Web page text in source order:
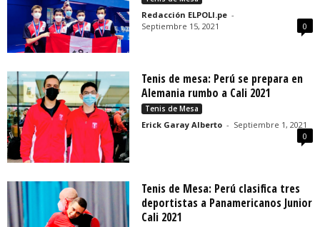
Redacción ELPOLI.pe -
Septiembre 15, 2021
0
Tenis de mesa: Perú se prepara en
Alemania rumbo a Cali 2021
Tenis de Mesa
Erick Garay Alberto - Septiembre 1, 2021
0
Tenis de Mesa: Perú clasifica tres
deportistas a Panamericanos Junior
Cali 2021